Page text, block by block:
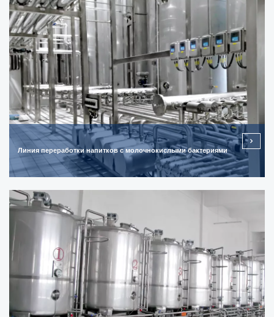
Линия переработки напитков с молочнокислыми бактериями